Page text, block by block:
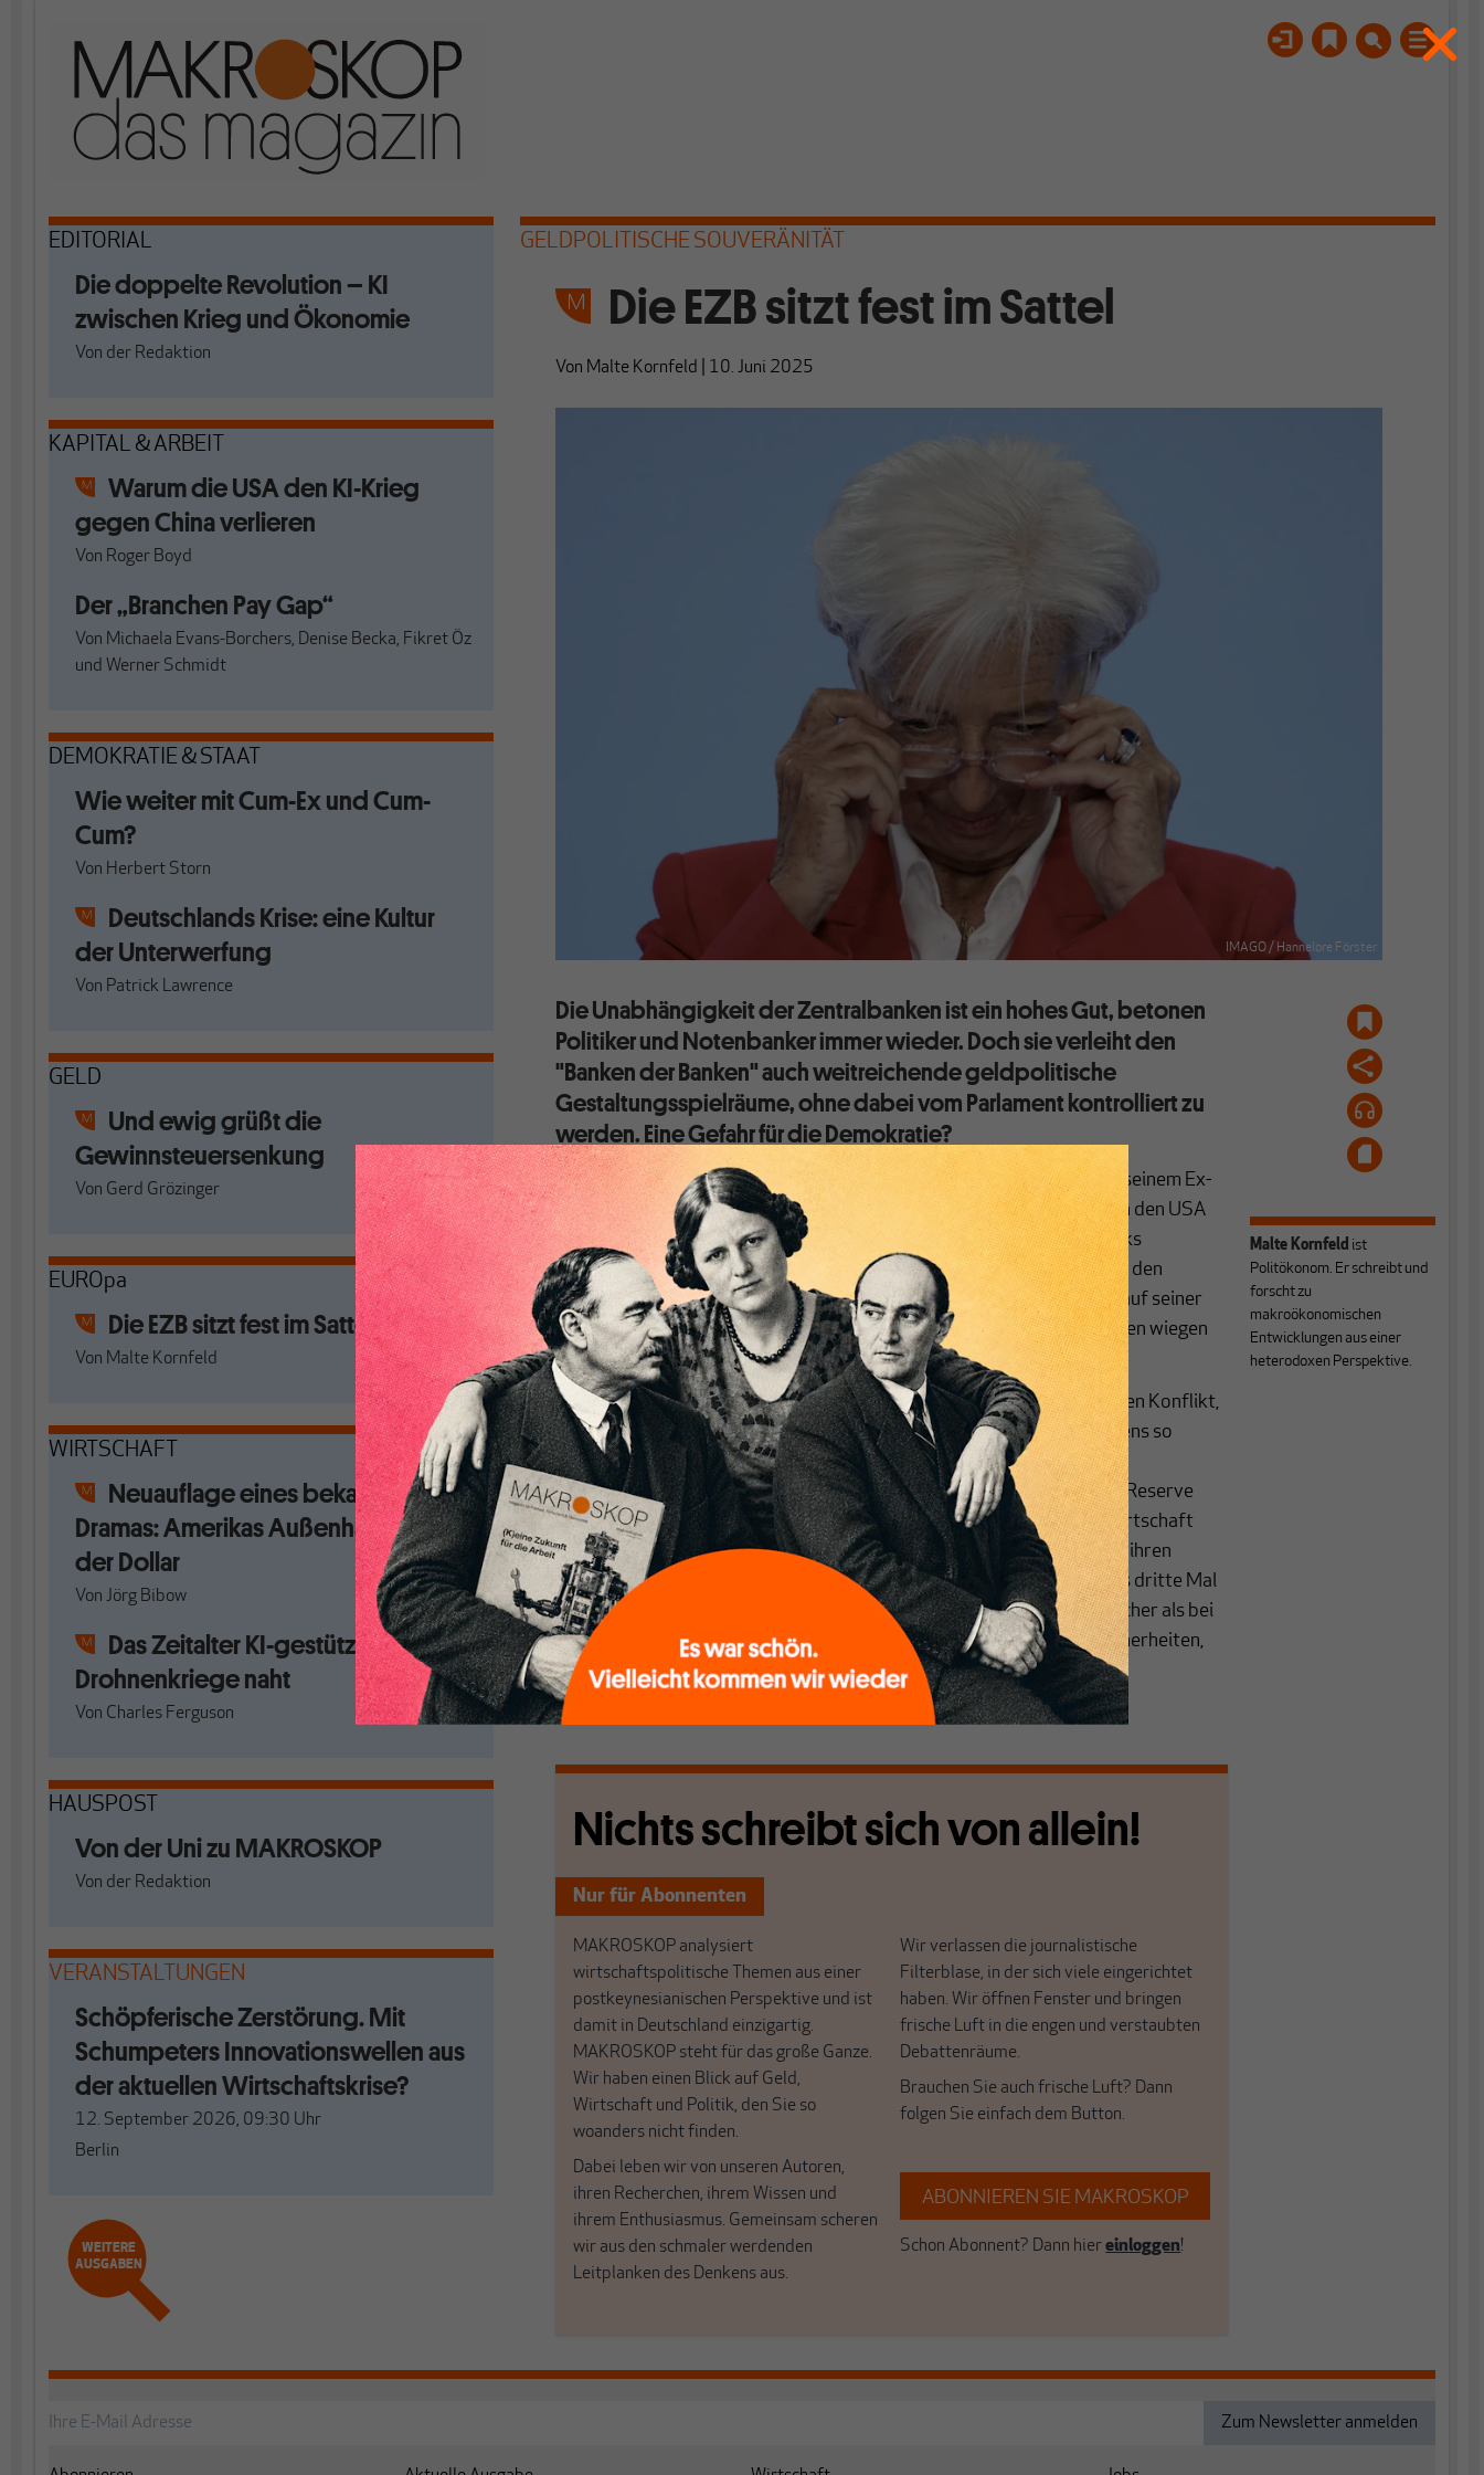
EDITORIAL
Die doppelte Revolution – KI
zwischen Krieg und Ökonomie
Von der Redaktion
KAPITAL & ARBEIT
Warum die USA den KI-Krieg
gegen China verlieren
Von Roger Boyd
Der „Branchen Pay Gap“
Von Michaela Evans-Borchers, Denise Becka, Fikret Öz
und Werner Schmidt
DEMOKRATIE & STAAT
Wie weiter mit Cum-Ex und Cum-
Cum?
Von Herbert Storn
Deutschlands Krise: eine Kultur
der Unterwerfung
Von Patrick Lawrence
GELD
Und ewig grüßt die
Gewinnsteuersenkung
Von Gerd Grözinger
EUROpa
Die EZB sitzt fest im Sattel
Von Malte Kornfeld
WIRTSCHAFT
Neuauflage eines bekannten
Dramas: Amerikas Außenhandel und
der Dollar
Von Jörg Bibow
Das Zeitalter KI-gestützter
Drohnenkriege naht
Von Charles Ferguson
HAUSPOST
Von der Uni zu MAKROSKOP
Von der Redaktion
VERANSTALTUNGEN
Schöpferische Zerstörung. Mit
Schumpeters Innovationswellen aus
der aktuellen Wirtschaftskrise?
12. September 2026, 09:30 Uhr
Berlin
WEITERE
AUSGABEN
GELDPOLITISCHE SOUVERÄNITÄT
Die EZB sitzt fest im Sattel
Von Malte Kornfeld 10. Juni 2025
IMAGO / Hannelore Förster
Die Unabhängigkeit der Zentralbanken ist ein hohes Gut, betonen
Politiker und Notenbanker immer wieder. Doch sie verleiht den
"Banken der Banken" auch weitreichende geldpolitische
Gestaltungsspielräume, ohne dabei vom Parlament kontrolliert zu
werden. Eine Gefahr für die Demokratie?
Wie geht der "Rosenkrieg" zwischen US-Präsident Donald Trump und seinem Ex-
Top-Berater Elon Musk aus? Kaum ein anderer persönlicher Konflikt in den USA
zieht derzeit so viel Aufmerksamkeit auf sich. Besonders brisant: Musks
Behauptung auf X, wonach Trump in die Kindes-Missbrauchsaffäre um den
Investmentbanker Jeffrey Epstein verwickelt sei. Das bestritt Trump auf seiner
Social-Media-PlattformTruth Social indirekt. Doch die Anschuldigungen wiegen
schwer.
Das Scharmützel zwischen Trump und Musk überschattet einen anderen Konflikt,
in den der Präsident involviert ist, auch wenn dieser politisch mindestens so
brisant ist wie der erste. Er betrifft Streitigkeiten mit dem
Notenbankpräsidenten Jerome Powell um die Zinspolitik der Federal Reserve
(Fed). Trump fordert seit Anfang des Jahres Zinssenkungen, um die Wirtschaft
anzukurbeln. Powell hält dagegen – bis jetzt. Im Mai beschloss die Fed, ihren
Interbankenzins
Federal Funds Rate– oft als Leitzins bezeichnet – das dritte Mal
in Folge bei 4,5 Prozent zu lassen. Powell begründete dies noch deutlicher als bei
der letzten Zinsentscheidung im März mit makroökonomischen Unsicherheiten,
die in Verbindung mit Trumps Zollpolitik stehen.
[...]
Nichts schreibt sich von allein!
Nur für Abonnenten
MAKROSKOP analysiert
wirtschaftspolitische Themen aus einer
postkeynesianischen Perspektive und ist
damit in Deutschland einzigartig.
MAKROSKOP steht für das große Ganze.
Wir haben einen Blick auf Geld,
Wirtschaft und Politik, den Sie so
woanders nicht finden.
Dabei leben wir von unseren Autoren,
ihren Recherchen, ihrem Wissen und
ihrem Enthusiasmus. Gemeinsam scheren
wir aus den schmaler werdenden
Leitplanken des Denkens aus.
Wir verlassen die journalistische
Filterblase, in der sich viele eingerichtet
haben. Wir öffnen Fenster und bringen
frische Luft in die engen und verstaubten
Debattenräume.
Brauchen Sie auch frische Luft? Dann
folgen Sie einfach dem Button.
ABONNIEREN SIE MAKROSKOP
Schon Abonnent? Dann hier einloggen!
Malte Kornfeld ist
Politökonom. Er schreibt und
forscht zu
makroökonomischen
Entwicklungen aus einer
heterodoxen Perspektive.